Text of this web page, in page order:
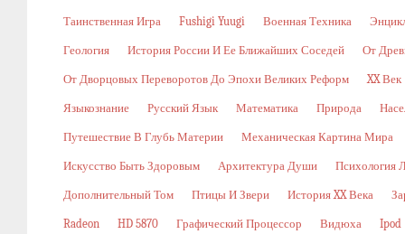
Таинственная Игра Fushigi Yuugi Военная Техника
Геология История России И Ее Ближайших Соседей От
От Дворцовых Переворотов До Эпохи Великих Реформ XX Век
Языкознание Русский Язык Математика Природа
Путешествие В Глубь Материи Механическая Картина Мира
Искусство Быть Здоровым Архитектура Души Психология
Дополнительный Том Птицы И Звери История XX Века
Radeon HD 5870 Графический Процессор Видюха Ipod